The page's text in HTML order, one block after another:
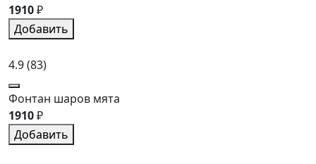
1910₽
Добавить
4.9(83)
Фонтан шаров мята
1910₽
Добавить